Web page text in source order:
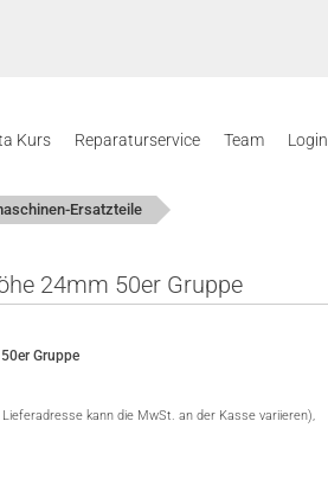
Kurs Reparaturservice Team Login
Ersatzteile
24mm 50er Gruppe
Gruppe
kann die MwSt. an der Kasse variieren),